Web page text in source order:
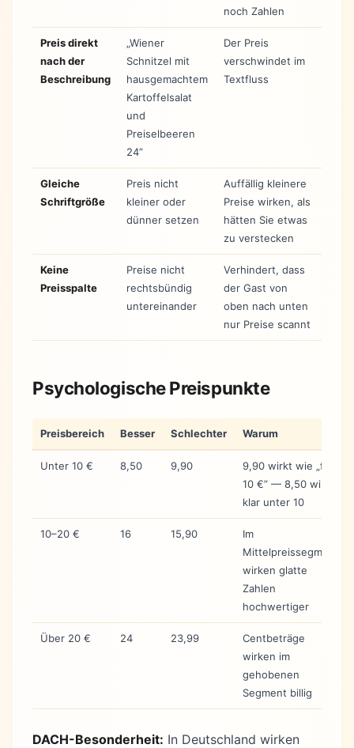
noch Zahlen
Preis direkt
nach der
Beschreibung
„Wiener
Schnitzel mit
hausgemachtem
Kartoffelsalat
und
Preiselbeeren
24”
Der Preis
verschwindet im
Textfluss
Gleiche
Schriftgröße
Preis nicht
kleiner oder
dünner setzen
Auffällig kleinere
Preise wirken, als
hätten Sie etwas
zu verstecken
Keine
Preisspalte
Preise nicht
rechtsbündig
untereinander
Verhindert, dass
der Gast von
oben nach unten
nur Preise scannt
Psychologische Preispunkte
Preisbereich Besser Schlechter Warum
Unter 10 € 8,50 9,90
9,90 wirkt wie „fast
10 €” — 8,50 wirkt
klar unter 10
10–20 € 16 15,90
Im
Mittelpreissegment
wirken glatte
Zahlen
hochwertiger
Über 20 € 24 23,99
Centbeträge
wirken im
gehobenen
Segment billig
DACH-Besonderheit: In Deutschland wirken